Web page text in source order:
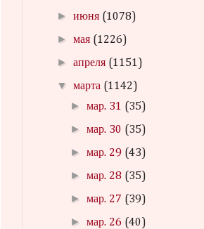
►июня (1078)
►мая (1226)
►апреля (1151)
▼марта (1142)
►мар. 31 (35)
►мар. 30 (35)
►мар. 29 (43)
►мар. 28 (35)
►мар. 27 (39)
►мар. 26 (40)